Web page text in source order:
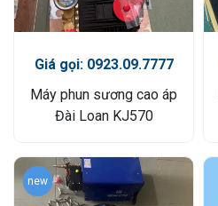
Giá gọi: 0923.09.7777
Máy phun sương cao áp
Đài Loan KJ570
new